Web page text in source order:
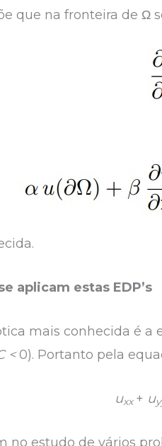
que na fronteira de Ω
aplicam estas EDP’s
mais conhecida é a
<0). Portanto pela
uxx + u
no estudo de vários